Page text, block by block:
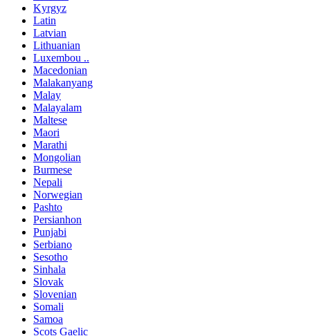
Kyrgyz
Latin
Latvian
Lithuanian
Luxembou ..
Macedonian
Malakanyang
Malay
Malayalam
Maltese
Maori
Marathi
Mongolian
Burmese
Nepali
Norwegian
Pashto
Persianhon
Punjabi
Serbiano
Sesotho
Sinhala
Slovak
Slovenian
Somali
Samoa
Scots Gaelic